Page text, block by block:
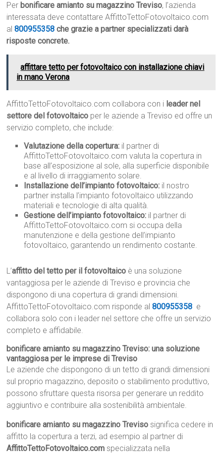
Per bonificare amianto su magazzino Treviso, l’azienda
interessata deve contattare AffittoTettoFotovoltaico.com
al800955358 che grazie a partner specializzati darà
risposte concrete.
affittare tetto per fotovoltaico con installazione chiavi
in mano Verona
AffittoTettoFotovoltaico.com collabora con i leader nel
settore del fotovoltaico per le aziende a Treviso ed offre un
servizio completo, che include:
Valutazione della copertura: il partner di
AffittoTettoFotovoltaico.com valuta la copertura in
base all’esposizione al sole, alla superficie disponibile
e al livello di irraggiamento solare.
Installazione dell’impianto fotovoltaico: il nostro
partner installa l’impianto fotovoltaico utilizzando
materiali e tecnologie di alta qualità.
Gestione dell’impianto fotovoltaico: il partner di
AffittoTettoFotovoltaico.com si occupa della
manutenzione e della gestione dell’impianto
fotovoltaico, garantendo un rendimento costante.
L’affitto del tetto per il fotovoltaico è una soluzione
vantaggiosa per le aziende di Treviso e provincia che
dispongono di una copertura di grandi dimensioni.
AffittoTettoFotovoltaico.com risponde al800955358 e
collabora solo con i leader nel settore che offre un servizio
completo e affidabile.
bonificare amianto su magazzino Treviso: una soluzione
vantaggiosa per le imprese di Treviso
Le aziende che dispongono di un tetto di grandi dimensioni
sul proprio magazzino, deposito o stabilimento produttivo,
possono sfruttare questa risorsa per generare un reddito
aggiuntivo e contribuire alla sostenibilità ambientale.
bonificare amianto su magazzino Treviso significa cedere in
affitto la copertura a terzi, ad esempio al partner di
AffittoTettoFotovoltaico.com specializzata nella